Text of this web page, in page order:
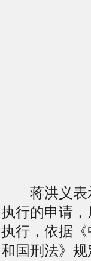
蒋洪义表示
执行的申请
执行，依据
和国刑法》